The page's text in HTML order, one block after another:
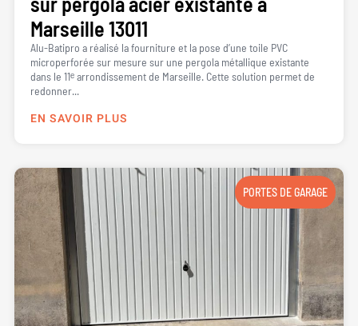
Marseille 13011
Alu-Batipro a réalisé la fourniture et la pose d’une toile PVC
microperforée sur mesure sur une pergola métallique existante
dans le 11ᵉ arrondissement de Marseille. Cette solution permet de
redonner...
EN SAVOIR PLUS
PORTES DE GARAGE